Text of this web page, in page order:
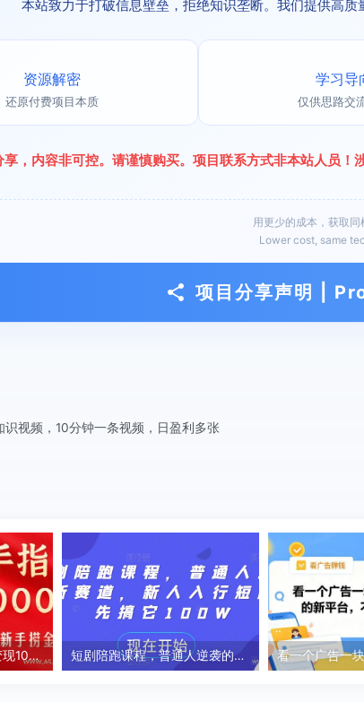
本站致力于打破信息壁垒，拒绝知识垄断。我们提供高
资源解密
还原付费项目本质
学习导
仅供思路交
享，内容非可控。请谨慎购买。项目联系方式非本站人员！
用更少的成本，获取同
Lower cost, same
项目分享声明 |
视频，10分钟一条视频，日盈利多张
只需要动动手指，每天变现1000+，2024最新全自动赚钱模式，新手捞金教学！ 短剧陪跑课程，普通人逆袭的新赛道，新人入行短剧，先搞它100W